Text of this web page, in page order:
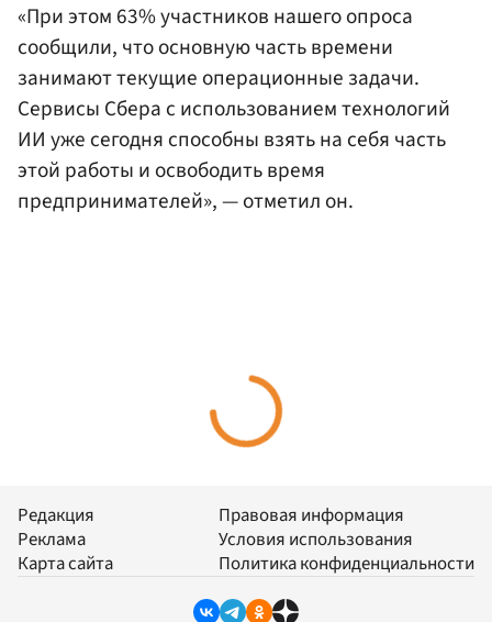
«При этом 63% участников нашего опроса
сообщили, что основную часть времени
занимают текущие операционные задачи.
Сервисы Сбера с использованием технологий
ИИ уже сегодня способны взять на себя часть
этой работы и освободить время
предпринимателей», — отметил он.
Редакция
Реклама
Карта сайта
Правовая информация
Условия использования
Политика конфиденциальности